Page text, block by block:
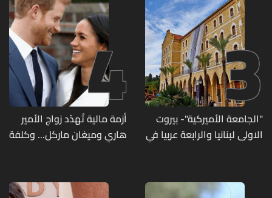
3
"الجامعة الأميركية"- بيروت
الاولى لبنانيا والرابعة عربيا في
4
أزمة مالية تُهدّد زواج الأمير
هاري وميغان ماركل... وكلفة